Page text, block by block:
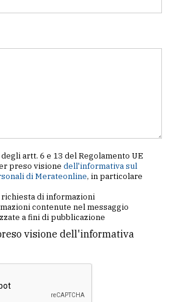
artt. 6 e 13 del Regolamento UE
preso visione dell'informativa sul
di Merateonline, in particolare
di informazioni
contenute nel messaggio
a fini di pubblicazione
visione dell'informativa